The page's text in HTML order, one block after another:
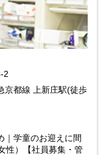
2
京都線 上新庄駅(徒歩
｜学童のお迎えに間
性）【社員募集・管